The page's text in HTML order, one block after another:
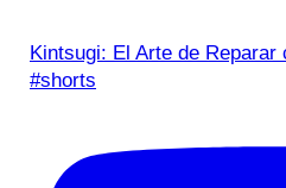
Kintsugi: El Arte de Reparar
#shorts